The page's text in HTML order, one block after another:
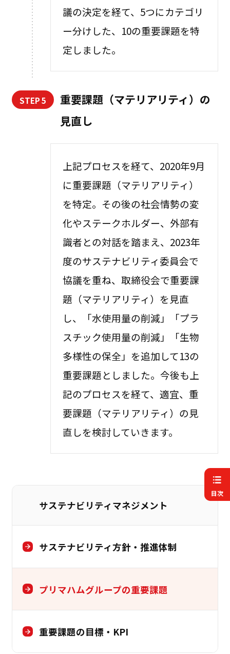
議の決定を経て、5つにカテゴリ
ー分けした、10の重要課題を特
定しました。
STEP 5
重要課題（マテリアリティ）の
見直し
上記プロセスを経て、2020年9月
に重要課題（マテリアリティ）
を特定。その後の社会情勢の変
化やステークホルダー、外部有
識者との対話を踏まえ、2023年
度のサステナビリティ委員会で
協議を重ね、取締役会で重要課
題（マテリアリティ）を見直
し、「水使用量の削減」「プラ
スチック使用量の削減」「生物
多様性の保全」を追加して13の
重要課題としました。今後も上
記のプロセスを経て、適宜、重
要課題（マテリアリティ）の見
直しを検討していきます。
サステナビリティマネジメント
サステナビリティ方針・推進体制
プリマハムグループの重要課題
重要課題の目標・KPI
目次